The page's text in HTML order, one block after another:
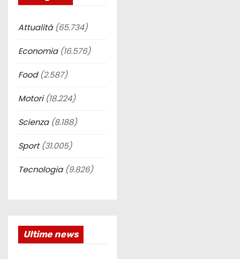
Attualità(65.734)
Economia(16.576)
Food(2.587)
Motori(18.224)
Scienza(8.188)
Sport(31.005)
Tecnologia(9.826)
Ultime news